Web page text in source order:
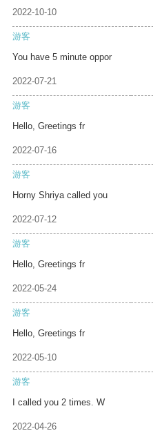
2022-10-10
游客
You have 5 minute oppor
2022-07-21
游客
Hello, Greetings fr
2022-07-16
游客
Horny Shriya called you
2022-07-12
游客
Hello, Greetings fr
2022-05-24
游客
Hello, Greetings fr
2022-05-10
游客
I called you 2 times. W
2022-04-26